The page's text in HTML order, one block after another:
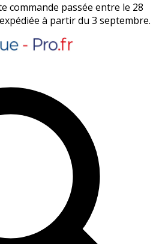
commande passée entre le 28
à partir du 3 septembre.